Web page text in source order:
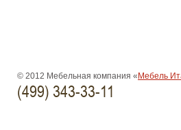
© 2012 Мебельная компания « Мебель
(499) 343-33-11